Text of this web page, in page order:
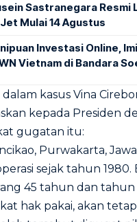
Sastranegara Resmi
Mulai 14 Agustus
Investasi Online,
Vietnam di Bandara
kasus Vina
kepada Presiden
gugatan itu:
Purwakarta,
sejak tahun 1980.
45 tahun dan tahun
hak pakai, akan